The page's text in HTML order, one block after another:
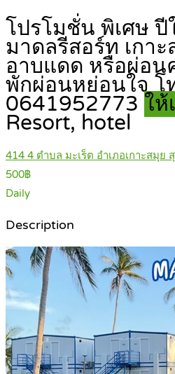
โปรโมชั่น พิเศษ ปี
มาดลรีสอร์ท เกา
อาบแดด หรือผ่อน
พักผ่อนหย่อนใจ โ
0641952773 ให้
Resort, hotel
414 4 ตำบล มะเร็ต อำเภอเกาะสมุย
500฿
Daily
Description